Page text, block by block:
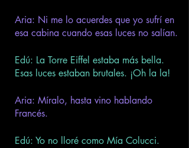
Aria: Ni me lo acuerdes que yo sufrí en
esa cabina cuando esas luces no salían.
Edú: La Torre Eiffel estaba más bella.
Esas luces estaban brutales. ¡Oh la la!
Aria: Míralo, hasta vino hablando
Francés.
Edú: Yo no lloré como Mía Colucci.